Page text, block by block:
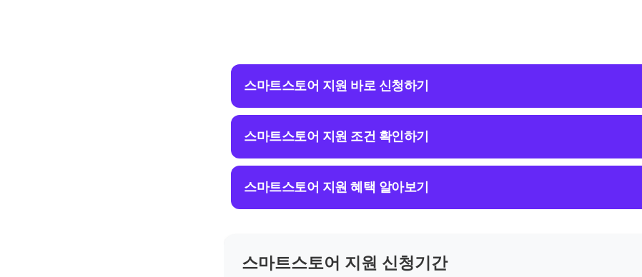
스마트스토어 지원 바로 신청하기
스마트스토어 지원 조건 확인하기
스마트스토어 지원 혜택 알아보기
스마트스토어 지원 신청기간